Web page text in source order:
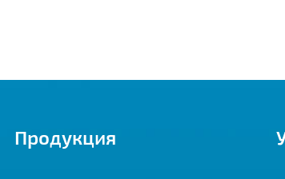
Продукция